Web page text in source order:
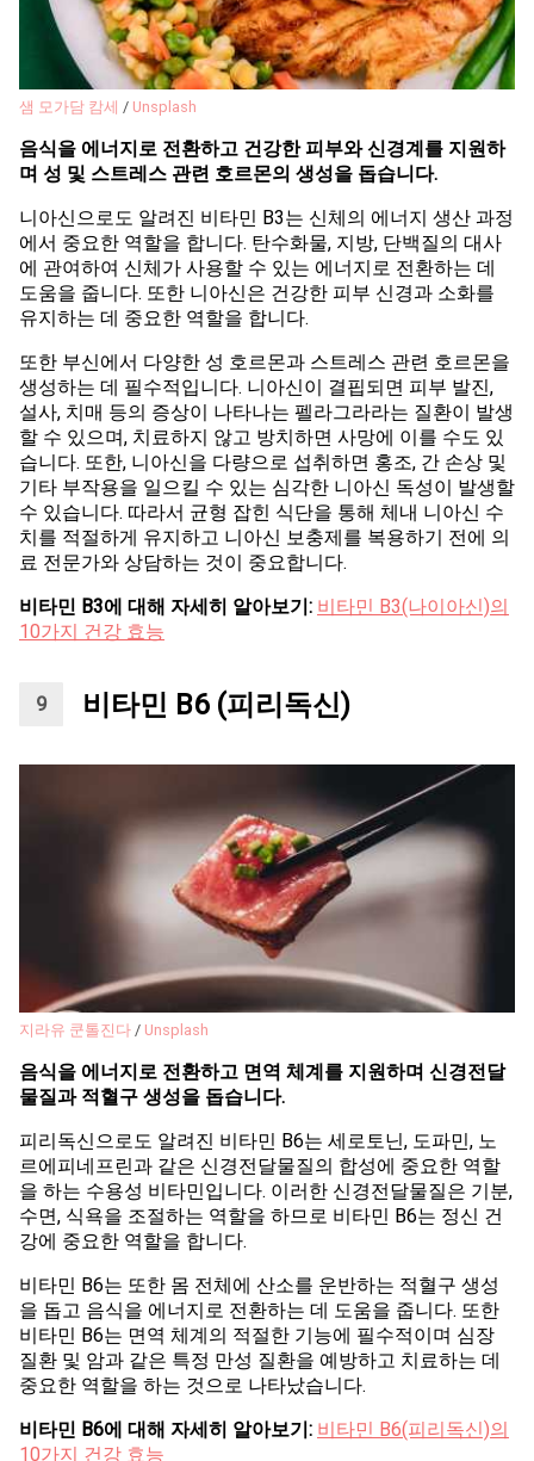
샘 모가담 캄세 / Unsplash
음식을 에너지로 전환하고 건강한 피부와 신경계를 지원하
며 성 및 스트레스 관련 호르몬의 생성을 돕습니다.
니아신으로도 알려진 비타민 B3는 신체의 에너지 생산 과정
에서 중요한 역할을 합니다. 탄수화물, 지방, 단백질의 대사
에 관여하여 신체가 사용할 수 있는 에너지로 전환하는 데
도움을 줍니다. 또한 니아신은 건강한 피부 신경과 소화를
유지하는 데 중요한 역할을 합니다.
또한 부신에서 다양한 성 호르몬과 스트레스 관련 호르몬을
생성하는 데 필수적입니다. 니아신이 결핍되면 피부 발진,
설사, 치매 등의 증상이 나타나는 펠라그라라는 질환이 발생
할 수 있으며, 치료하지 않고 방치하면 사망에 이를 수도 있
습니다. 또한, 니아신을 다량으로 섭취하면 홍조, 간 손상 및
기타 부작용을 일으킬 수 있는 심각한 니아신 독성이 발생할
수 있습니다. 따라서 균형 잡힌 식단을 통해 체내 니아신 수
치를 적절하게 유지하고 니아신 보충제를 복용하기 전에 의
료 전문가와 상담하는 것이 중요합니다.
비타민 B3에 대해 자세히 알아보기: 비타민 B3(나이아신)의
10가지 건강 효능
비타민 B6 (피리독신)
지라유 쿤톨진다 / Unsplash
음식을 에너지로 전환하고 면역 체계를 지원하며 신경전달
물질과 적혈구 생성을 돕습니다.
피리독신으로도 알려진 비타민 B6는 세로토닌, 도파민, 노
르에피네프린과 같은 신경전달물질의 합성에 중요한 역할
을 하는 수용성 비타민입니다. 이러한 신경전달물질은 기분,
수면, 식욕을 조절하는 역할을 하므로 비타민 B6는 정신 건
강에 중요한 역할을 합니다.
비타민 B6는 또한 몸 전체에 산소를 운반하는 적혈구 생성
을 돕고 음식을 에너지로 전환하는 데 도움을 줍니다. 또한
비타민 B6는 면역 체계의 적절한 기능에 필수적이며 심장
질환 및 암과 같은 특정 만성 질환을 예방하고 치료하는 데
중요한 역할을 하는 것으로 나타났습니다.
비타민 B6에 대해 자세히 알아보기: 비타민 B6(피리독신)의
10가지 건강 효능